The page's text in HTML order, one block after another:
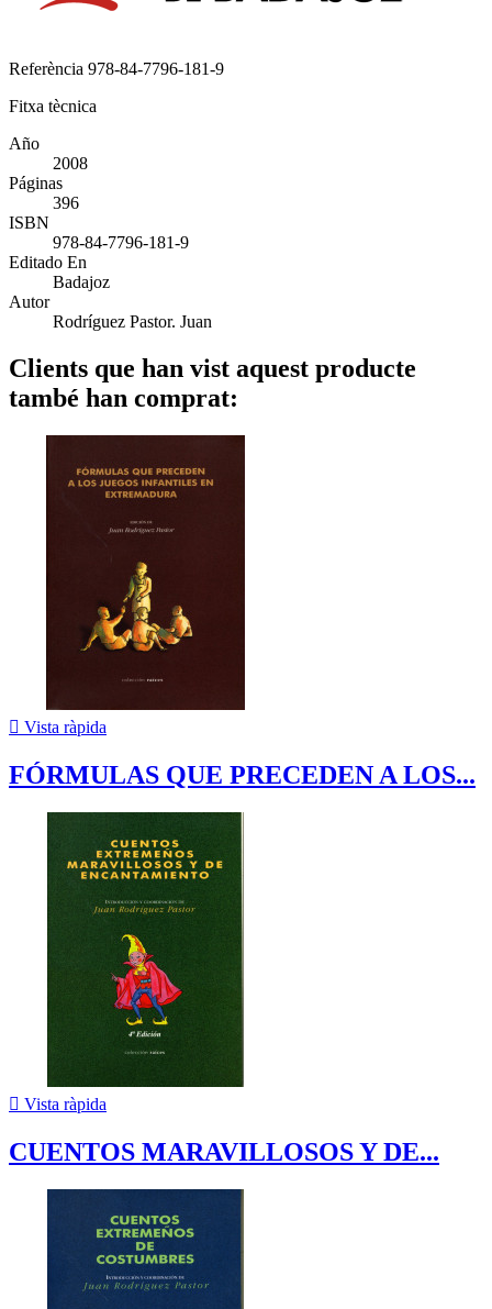
Referència 978-84-7796-181-9
Fitxa tècnica
Año
2008
Páginas
396
ISBN
978-84-7796-181-9
Editado En
Badajoz
Autor
Rodríguez Pastor. Juan
Clients que han vist aquest producte
també han comprat:
 Vista ràpida
FÓRMULAS QUE PRECEDEN A LOS...
 Vista ràpida
CUENTOS MARAVILLOSOS Y DE...